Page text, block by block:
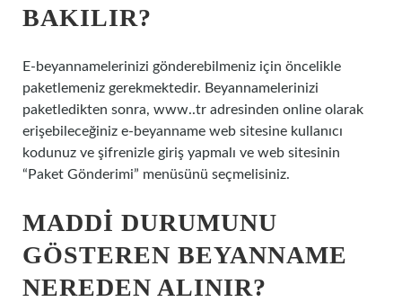
BAKILIR?
E-beyannamelerinizi gönderebilmeniz için öncelikle
paketlemeniz gerekmektedir. Beyannamelerinizi
paketledikten sonra, www..tr adresinden online olarak
erişebileceğiniz e-beyanname web sitesine kullanıcı
kodunuz ve şifrenizle giriş yapmalı ve web sitesinin
“Paket Gönderimi” menüsünü seçmelisiniz.
MADDI DURUMUNU
GÖSTEREN BEYANNAME
NEREDEN ALINIR?